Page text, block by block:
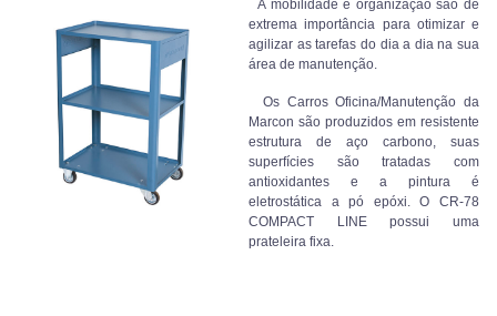
A mobilidade e organização são de
extrema importância para otimizar e
agilizar as tarefas do dia a dia na sua
área de manutenção.
Os Carros Oficina/Manutenção da
Marcon são produzidos em resistente
estrutura de aço carbono, suas
superfícies são tratadas com
antioxidantes e a pintura é
eletrostática a pó epóxi. O CR-78
COMPACT LINE possui uma
prateleira fixa.